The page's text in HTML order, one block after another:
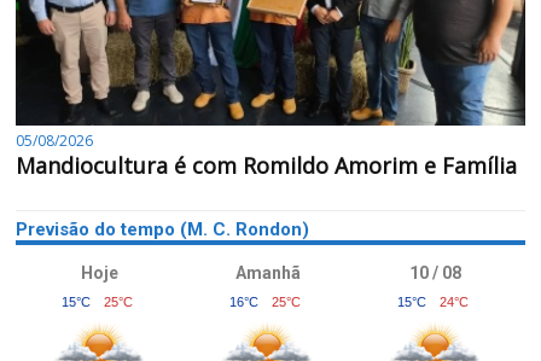
05/08/2026
Mandiocultura é com Romildo Amorim e Família
Previsão do tempo (M. C. Rondon)
Hoje
15°C 25°C
Amanhã
16°C 25°C
10 / 08
15°C 24°C